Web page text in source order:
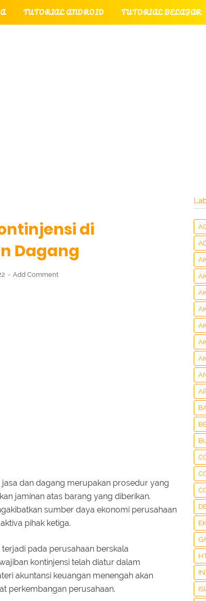
TUTORIAL ANDROID TUTORIAL BELAJAR
di
Dagang
Add Comment
dan dagang merupakan prosedur yang
jaminan atas barang yang diberikan.
sumber daya ekonomi perusahaan
pihak ketiga.
pada perusahaan berskala
kontinjensi telah diatur dalam
akuntansi keuangan menengah akan
perkembangan perusahaan.